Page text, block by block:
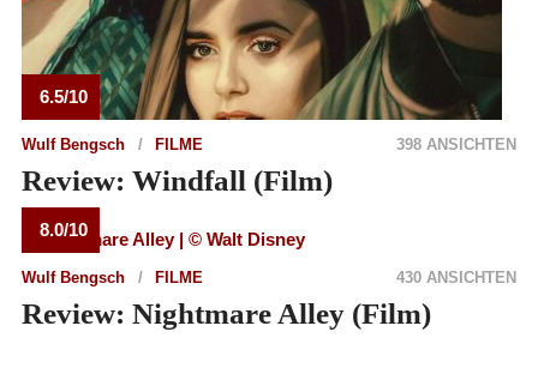
6.5/10
Wulf Bengsch FILME 398 ANSICHTEN
Review: Windfall (Film)
8.0/10
Wulf Bengsch FILME 430 ANSICHTEN
Review: Nightmare Alley (Film)